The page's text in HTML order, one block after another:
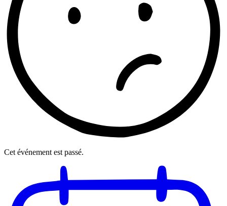
Cet événement est passé.